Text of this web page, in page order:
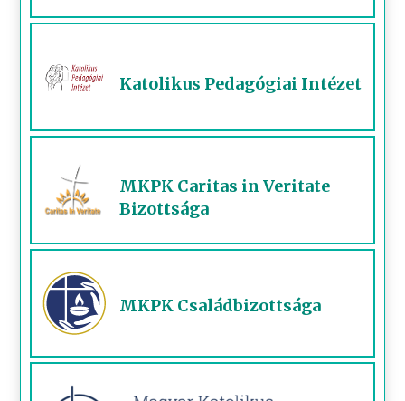
Katolikus Pedagógiai Intézet
MKPK Caritas in Veritate
Bizottsága
MKPK Családbizottsága